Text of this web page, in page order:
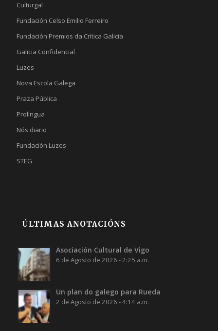
Culturgal
Fundación Celso Emilio Ferreiro
Fundación Premios da Crítica Galicia
Galicia Confidencial
Luzes
Nova Escola Galega
Praza Pública
Prolingua
Nós diario
Fundación Luzes
STEG
ÚLTIMAS ANOTACIÓNS
Asociación Cultural de Vigo
6 de Agosto de 2026 - 2:25 a.m.
Un plan do galego para Rueda
2 de Agosto de 2026 - 4:14 a.m.